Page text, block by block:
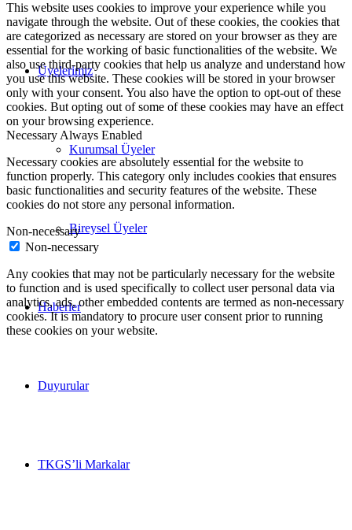
Üyelerimiz
Kurumsal Üyeler
Bireysel Üyeler
Haberler
Duyurular
TKGS’li Markalar
This website uses cookies to improve your experience while you
navigate through the website. Out of these cookies, the cookies that
are categorized as necessary are stored on your browser as they are
essential for the working of basic functionalities of the website. We
also use third-party cookies that help us analyze and understand how
you use this website. These cookies will be stored in your browser
only with your consent. You also have the option to opt-out of these
cookies. But opting out of some of these cookies may have an effect
on your browsing experience.
Necessary Always Enabled
Necessary cookies are absolutely essential for the website to
function properly. This category only includes cookies that ensures
basic functionalities and security features of the website. These
cookies do not store any personal information.
Non-necessary
Non-necessary
Any cookies that may not be particularly necessary for the website
to function and is used specifically to collect user personal data via
analytics, ads, other embedded contents are termed as non-necessary
cookies. It is mandatory to procure user consent prior to running
these cookies on your website.